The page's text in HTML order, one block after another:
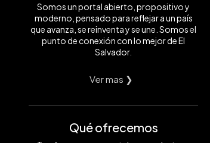
Somos un portal abierto, propositivo y
moderno, pensado para reflejar a un país
que avanza, se reinventa y se une. Somos el
punto de conexión con lo mejor de El
Salvador.
Ver mas ❯
Qué ofrecemos